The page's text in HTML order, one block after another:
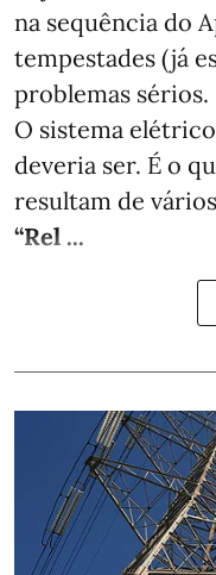
na sequência do
tempestades (já
problemas sérios.
O sistema
deveria ser. É o
resultam de
“Rel ...